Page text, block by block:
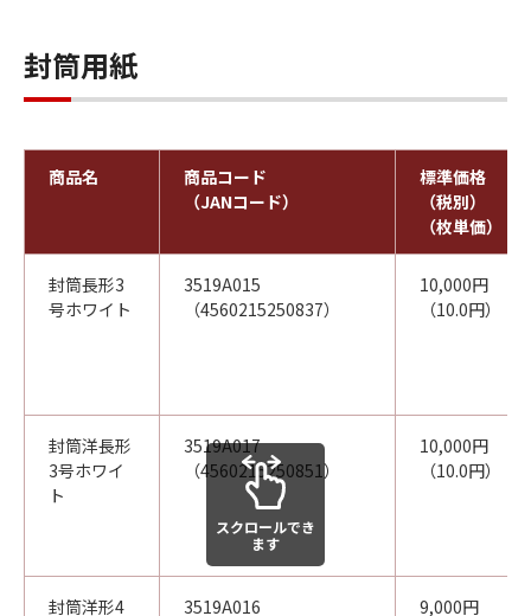
封筒用紙
商品名
商品コード
（JANコード）
標準価格
（税別）
（枚単価）
封筒長形3
号ホワイト
3519A015
（4560215250837）
10,000円
（10.0円）
封筒洋長形
3号ホワイ
ト
3519A017
（4560215250851）
10,000円
（10.0円）
封筒洋形4
3519A016
9,000円
スクロールでき
ます